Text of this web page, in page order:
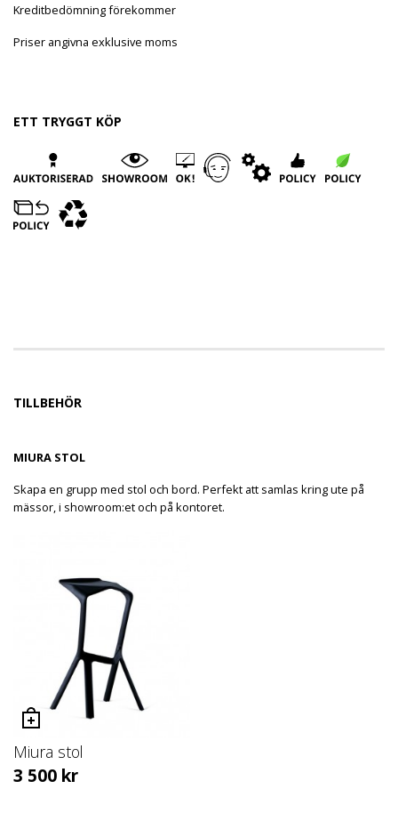
Kreditbedömning förekommer
Priser angivna exklusive moms
ETT TRYGGT KÖP
TILLBEHÖR
MIURA STOL
Skapa en grupp med stol och bord. Perfekt att samlas kring ute på
mässor, i showroom:et och på kontoret.
Miura stol
3 500 kr